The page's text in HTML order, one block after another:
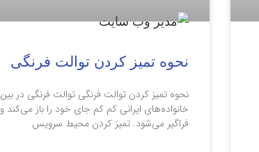
نحوه تمیز کردن توالت فرنگی
نحوه تمیز کردن توالت فرنگی توالت فرنگی در بین
خانواده‌های ایرانی کم کم جای خود را باز می‌کند و
فراگیر می‌شود. تمیز کردن محیط سرویس